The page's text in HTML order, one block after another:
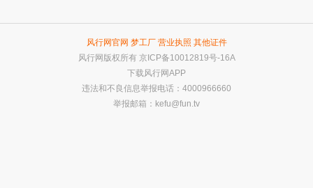
风行网官网 梦工厂 营业执照 其他证件
风行网版权所有 京ICP备10012819号-16A
下载风行网APP
违法和不良信息举报电话：4000966660
举报邮箱： kefu@fun.tv